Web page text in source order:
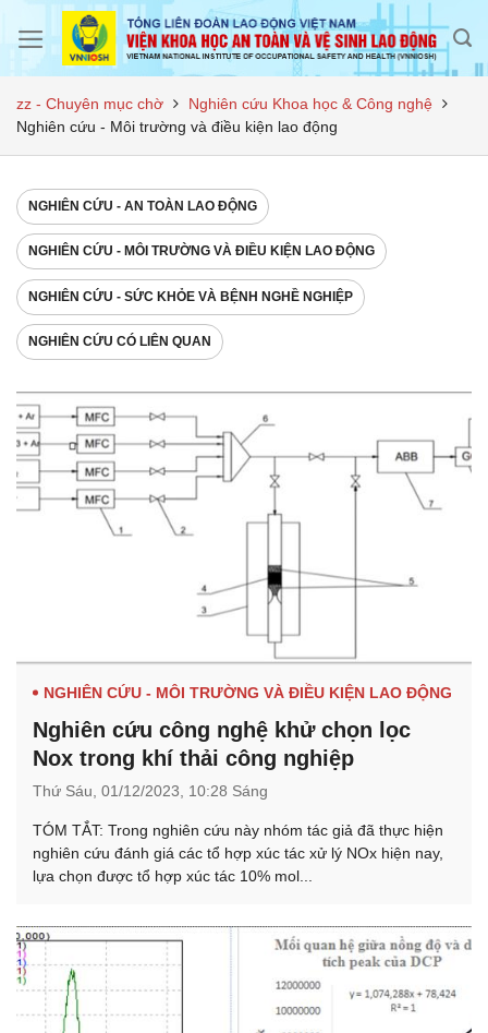
zz - Chuyên mục chờ
Nghiên cứu Khoa học & Công nghệ
Nghiên cứu - Môi trường và điều kiện lao động
NGHIÊN CỨU - AN TOÀN LAO ĐỘNG
NGHIÊN CỨU - MÔI TRƯỜNG VÀ ĐIỀU KIỆN LAO ĐỘNG
NGHIÊN CỨU - SỨC KHỎE VÀ BỆNH NGHỀ NGHIỆP
NGHIÊN CỨU CÓ LIÊN QUAN
NGHIÊN CỨU - MÔI TRƯỜNG VÀ ĐIỀU KIỆN LAO ĐỘNG
Nghiên cứu công nghệ khử chọn lọc
Nox trong khí thải công nghiệp
Thứ Sáu, 01/12/2023, 10:28 Sáng
TÓM TẮT: Trong nghiên cứu này nhóm tác giả đã thực hiện
nghiên cứu đánh giá các tổ hợp xúc tác xử lý NOx hiện nay,
lựa chọn được tổ hợp xúc tác 10% mol...